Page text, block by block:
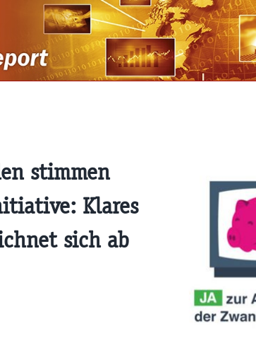
stimmen
Klares
sich ab